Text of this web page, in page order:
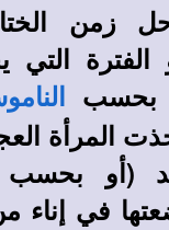
زمن
الفترة
بحسب
المرأة
(أو بحسب
في